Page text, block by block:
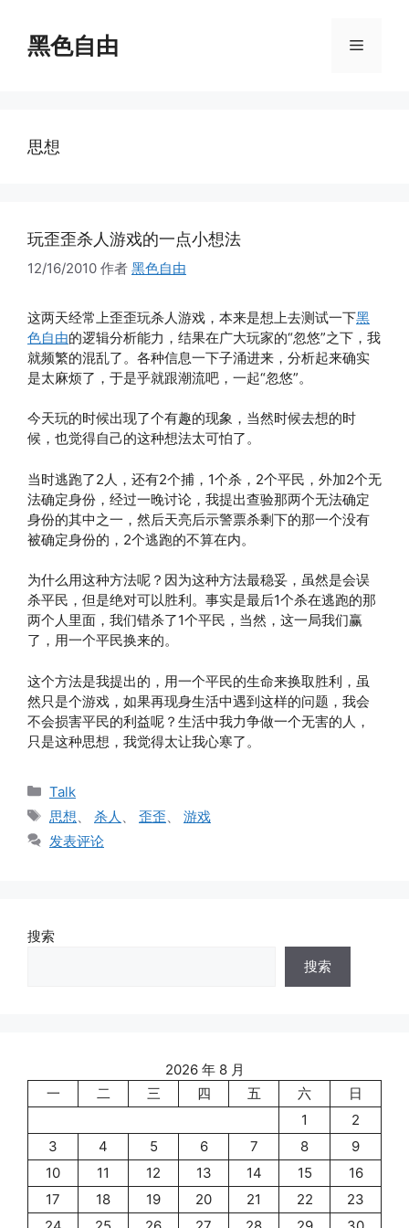
黑色自由 菜
思想
玩歪歪杀人游戏的一点小想法
12/16/2010 作者 黑色自由
这两天经常上歪歪玩杀人游戏，本来是想上去测试一下黑
色自由的逻辑分析能力，结果在广大玩家的“忽悠”之下，我
就频繁的混乱了。各种信息一下子涌进来，分析起来确实
是太麻烦了，于是乎就跟潮流吧，一起“忽悠”。
今天玩的时候出现了个有趣的现象，当然时候去想的时
候，也觉得自己的这种想法太可怕了。
当时逃跑了2人，还有2个捕，1个杀，2个平民，外加2个无
法确定身份，经过一晚讨论，我提出查验那两个无法确定
身份的其中之一，然后天亮后示警票杀剩下的那一个没有
被确定身份的，2个逃跑的不算在内。
为什么用这种方法呢？因为这种方法最稳妥，虽然是会误
杀平民，但是绝对可以胜利。事实是最后1个杀在逃跑的那
两个人里面，我们错杀了1个平民，当然，这一局我们赢
了，用一个平民换来的。
这个方法是我提出的，用一个平民的生命来换取胜利，虽
然只是个游戏，如果再现身生活中遇到这样的问题，我会
不会损害平民的利益呢？生活中我力争做一个无害的人，
只是这种思想，我觉得太让我心寒了。
分
类
Talk
标
签
思想 杀人 歪歪
游戏
发表评论
搜索
搜索
2026 年 8 月
一
二 三 四 五 六
日
1
2
3
4 5 6 7 8
9
10
11 12 13 14 15
16
17
18 19 20 21 22
23